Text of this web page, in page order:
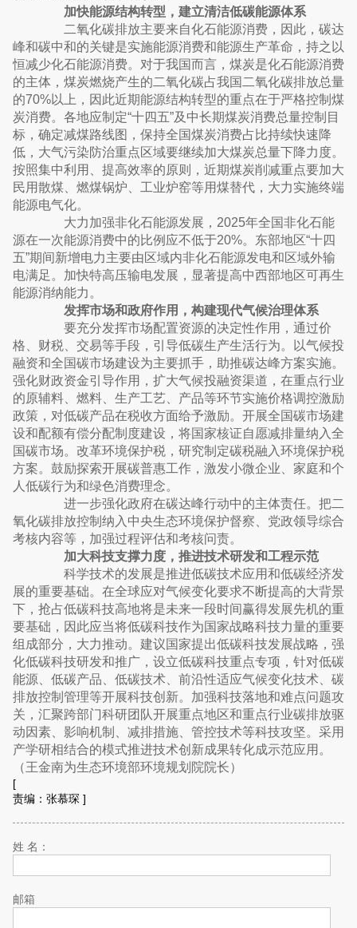
加快能源结构转型，建立清洁低碳能源体系
二氧化碳排放主要来自化石能源消费，因此，碳达
峰和碳中和的关键是实施能源消费和能源生产革命，持之以
恒减少化石能源消费。对于我国而言，煤炭是化石能源消费
的主体，煤炭燃烧产生的二氧化碳占我国二氧化碳排放总量
的70%以上，因此近期能源结构转型的重点在于严格控制煤
炭消费。各地应制定“十四五”及中长期煤炭消费总量控制目
标，确定减煤路线图，保持全国煤炭消费占比持续快速降
低，大气污染防治重点区域要继续加大煤炭总量下降力度。
按照集中利用、提高效率的原则，近期煤炭削减重点要加大
民用散煤、燃煤锅炉、工业炉窑等用煤替代，大力实施终端
能源电气化。
大力加强非化石能源发展，2025年全国非化石能
源在一次能源消费中的比例应不低于20%。东部地区“十四
五”期间新增电力主要由区域内非化石能源发电和区域外输
电满足。加快特高压输电发展，显著提高中西部地区可再生
能源消纳能力。
发挥市场和政府作用，构建现代气候治理体系
要充分发挥市场配置资源的决定性作用，通过价
格、财税、交易等手段，引导低碳生产生活行为。以气候投
融资和全国碳市场建设为主要抓手，助推碳达峰方案实施。
强化财政资金引导作用，扩大气候投融资渠道，在重点行业
的原辅料、燃料、生产工艺、产品等环节实施价格调控激励
政策，对低碳产品在税收方面给予激励。开展全国碳市场建
设和配额有偿分配制度建设，将国家核证自愿减排量纳入全
国碳市场。改革环境保护税，研究制定碳税融入环境保护税
方案。鼓励探索开展碳普惠工作，激发小微企业、家庭和个
人低碳行为和绿色消费理念。
进一步强化政府在碳达峰行动中的主体责任。把二
氧化碳排放控制纳入中央生态环境保护督察、党政领导综合
考核内容等，加强过程评估和考核问责。
加大科技支撑力度，推进技术研发和工程示范
科学技术的发展是推进低碳技术应用和低碳经济发
展的重要基础。在全球应对气候变化要求不断提高的大背景
下，抢占低碳科技高地将是未来一段时间赢得发展先机的重
要基础，因此应当将低碳科技作为国家战略科技力量的重要
组成部分，大力推动。建议国家提出低碳科技发展战略，强
化低碳科技研发和推广，设立低碳科技重点专项，针对低碳
能源、低碳产品、低碳技术、前沿性适应气候变化技术、碳
排放控制管理等开展科技创新。加强科技落地和难点问题攻
关，汇聚跨部门科研团队开展重点地区和重点行业碳排放驱
动因素、影响机制、减排措施、管控技术等科技攻坚。采用
产学研相结合的模式推进技术创新成果转化成示范应用。
（王金南为生态环境部环境规划院院长）
[
责编：张慕琛 ]
姓 名：
邮箱